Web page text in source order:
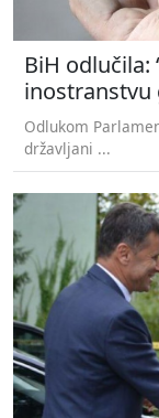
BiH odlučila:
inostranstvu
Odlukom
državljani ...